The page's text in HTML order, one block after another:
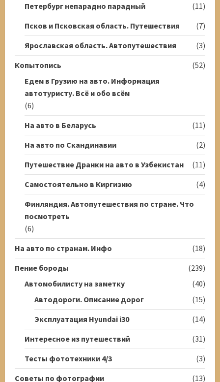
Петербург непарадно парадный
(11)
Псков и Псковская область. Путешествия
(7)
Ярославская область. Автопутешествия
(3)
Копытопись
(52)
Едем в Грузию на авто. Информация
автотуристу. Всё и обо всём
(6)
На авто в Беларусь
(11)
На авто по Скандинавии
(2)
Путешествие Дранки на авто в Узбекистан
(11)
Самостоятельно в Киргизию
(4)
Финляндия. Автопутешествия по стране. Что
посмотреть
(6)
На авто по странам. Инфо
(18)
Пение бороды
(239)
Автомобилисту на заметку
(40)
Автодороги. Описание дорог
(15)
Эксплуатация Hyundai i30
(14)
Интересное из путешествий
(31)
Тесты фототехники 4/3
(3)
Советы по фотографии
(13)